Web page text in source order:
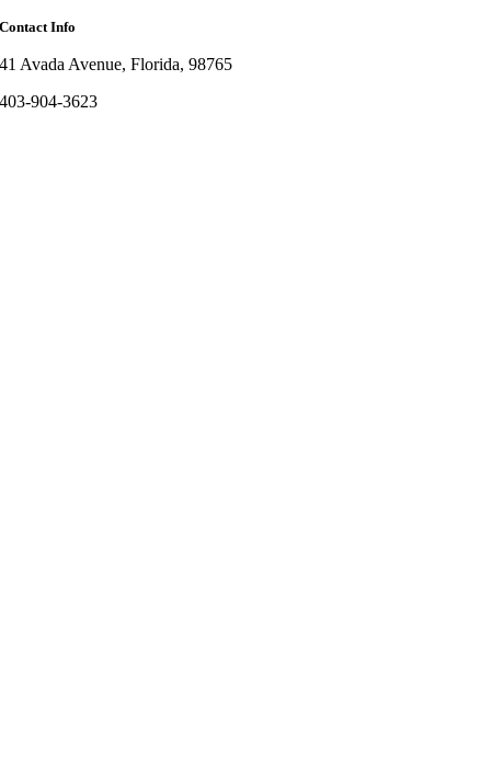
Contact Info
41 Avada Avenue, Florida, 98765
403-904-3623